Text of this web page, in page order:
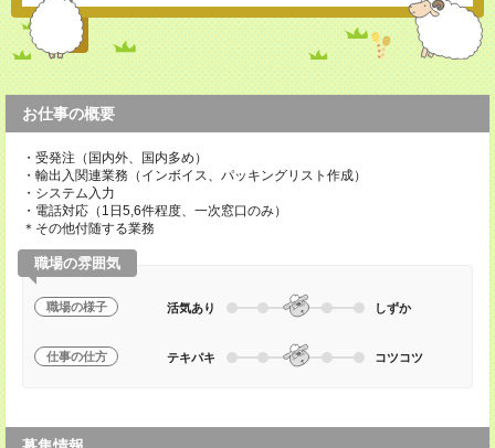
お仕事の概要
・受発注（国内外、国内多め）
・輸出入関連業務（インボイス、パッキングリスト作成）
・システム入力
・電話対応（1日5,6件程度、一次窓口のみ）
＊その他付随する業務
職場の雰囲気
職場の様子 活気あり しずか
仕事の仕方 テキパキ コツコツ